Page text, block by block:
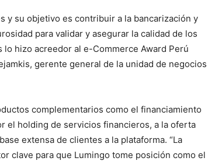
y su objetivo es contribuir a la bancarización y
para validar y asegurar la calidad de los
hizo acreedor al e-Commerce Award Perú
gerente general de la unidad de negocios
complementarios como el financiamiento
el holding de servicios financieros, a la oferta
extensa de clientes a la plataforma. “La
clave para que Lumingo tome posición como el